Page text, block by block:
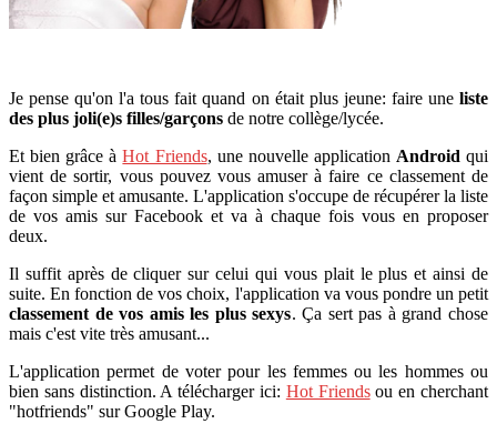
Je pense qu'on l'a tous fait quand on était plus jeune: faire une liste
des plus joli(e)s filles/garçons de notre collège/lycée.
Et bien grâce àHot Friends, une nouvelle application Android qui
vient de sortir, vous pouvez vous amuser à faire ce classement de
façon simple et amusante. L'application s'occupe de récupérer la liste
de vos amis sur Facebook et va à chaque fois vous en proposer
deux.
Il suffit après de cliquer sur celui qui vous plait le plus et ainsi de
suite. En fonction de vos choix, l'application va vous pondre un petit
classement de vos amis les plus sexys. Ça sert pas à grand chose
mais c'est vite très amusant...
L'application permet de voter pour les femmes ou les hommes ou
bien sans distinction. A télécharger ici: Hot Friendsou en cherchant
"hotfriends" sur Google Play.